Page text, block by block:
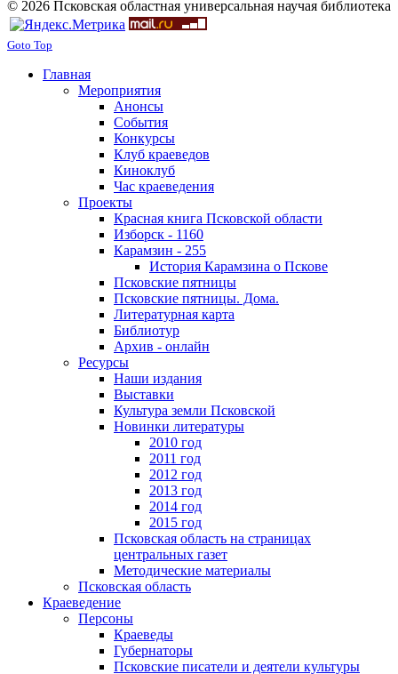
© 2026 Псковская областная универсальная научая библиотека
Goto Top
Главная
Мероприятия
Анонсы
События
Конкурсы
Клуб краеведов
Киноклуб
Час краеведения
Проекты
Красная книга Псковской области
Изборск - 1160
Карамзин - 255
История Карамзина о Пскове
Псковские пятницы
Псковские пятницы. Дома.
Литературная карта
Библиотур
Архив - онлайн
Ресурсы
Наши издания
Выставки
Культура земли Псковской
Новинки литературы
2010 год
2011 год
2012 год
2013 год
2014 год
2015 год
Псковская область на страницах
центральных газет
Методические материалы
Псковская область
Краеведение
Персоны
Краеведы
Губернаторы
Псковские писатели и деятели культуры